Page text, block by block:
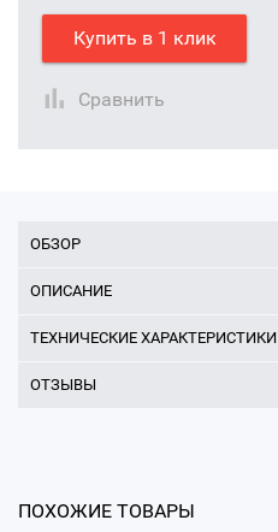
Купить в 1 клик
Сравнить
ОБЗОР
ОПИСАНИЕ
ТЕХНИЧЕСКИЕ ХАРАКТЕРИСТИКИ
ОТЗЫВЫ
ПОХОЖИЕ ТОВАРЫ